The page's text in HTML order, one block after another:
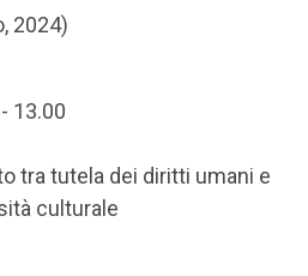
2024)
13.00
tra tutela dei diritti umani e
culturale